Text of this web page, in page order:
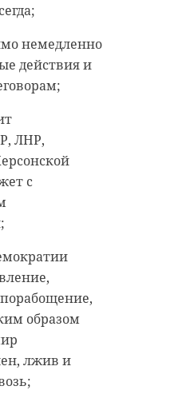
немедленно
действия и
ЛНР,
с
образом
лжив и
в
из
проводит
с особым
поделились
в четверг, 14
вкусностями.
— новая
Мы
будут
в
снимать
мы это
как
встала с
каждым